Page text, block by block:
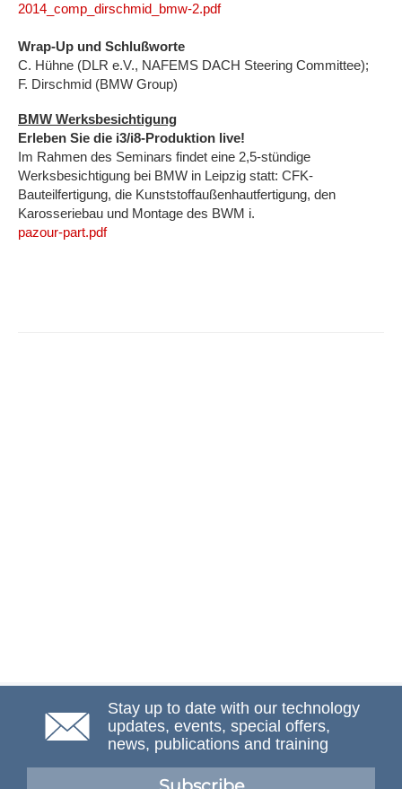
2014_comp_dirschmid_bmw-2.pdf
Wrap-Up und Schlußworte
C. Hühne (DLR e.V., NAFEMS DACH Steering Committee);
F. Dirschmid (BMW Group)
BMW Werksbesichtigung
Erleben Sie die i3/i8-Produktion live!
Im Rahmen des Seminars findet eine 2,5-stündige
Werksbesichtigung bei BMW in Leipzig statt: CFK-
Bauteilfertigung, die Kunststoffaußenhautfertigung, den
Karosseriebau und Montage des BWM i.
pazour-part.pdf
Stay up to date with our technology
updates, events, special offers,
news, publications and training